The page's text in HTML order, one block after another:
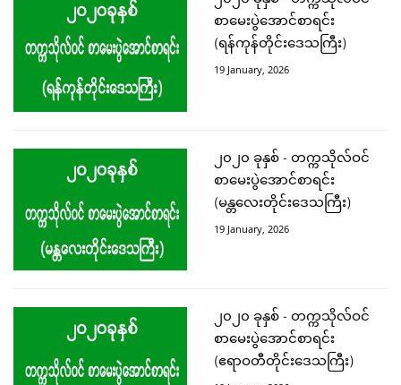
စာမေးပွဲအောင်စာရင်း
(ရန်ကုန်တိုင်းဒေသကြီး)
19 January, 2026
၂၀၂၀ ခုနှစ် - တက္ကသိုလ်ဝင်
စာမေးပွဲအောင်စာရင်း
(မန္တလေးတိုင်းဒေသကြီး)
19 January, 2026
၂၀၂၀ ခုနှစ် - တက္ကသိုလ်ဝင်
စာမေးပွဲအောင်စာရင်း
(ဧရာဝတီတိုင်းဒေသကြီး)